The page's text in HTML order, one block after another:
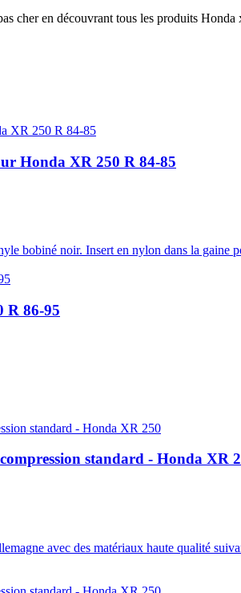
cher en découvrant tous les produits
Honda XR 250 R 84-85
bobiné noir. Insert en nylon dans la gaine
R 86-95
standard - Honda XR
avec des matériaux haute qualité